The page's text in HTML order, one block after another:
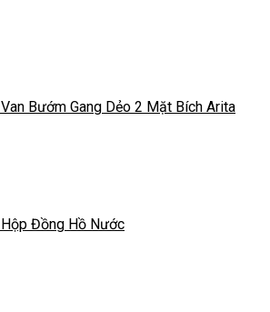
Van Bướm Gang Dẻo 2 Mặt Bích Arita
Hộp Đồng Hồ Nước